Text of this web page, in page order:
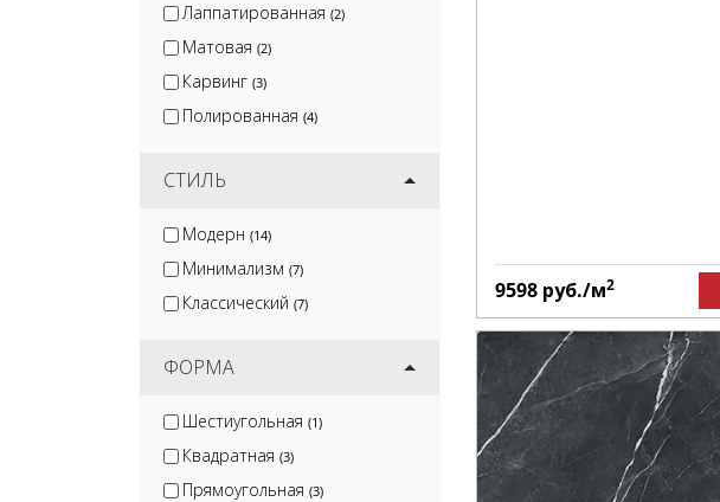
Лаппатированная (2)
Матовая (2)
Карвинг (3)
Полированная (4)
СТИЛЬ
Модерн (14)
Минимализм (7)
Классический (7)
ФОРМА
Шестиугольная (1)
Квадратная (3)
Прямоугольная (3)
9598 руб./м2